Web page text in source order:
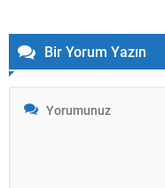
Bir Yorum Yazın